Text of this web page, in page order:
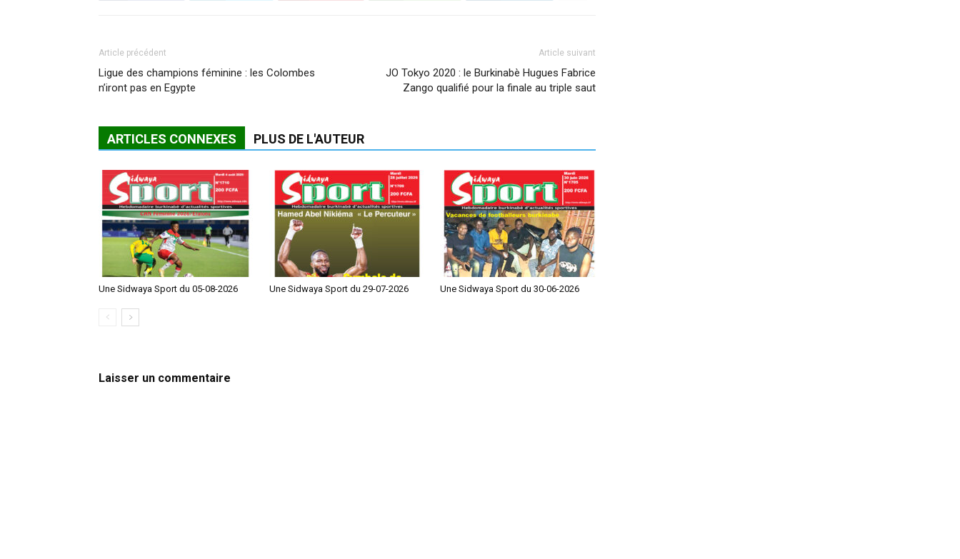
Article précédent
Ligue des champions féminine : les Colombes
n’iront pas en Egypte
Article suivant
JO Tokyo 2020 : le Burkinabè Hugues Fabrice
Zango qualifié pour la finale au triple saut
ARTICLES CONNEXES PLUS DE L'AUTEUR
Une Sidwaya Sport du 05-08-2026 Une Sidwaya Sport du 29-07-2026 Une Sidwaya Sport du 30-06-2026
Laisser un commentaire